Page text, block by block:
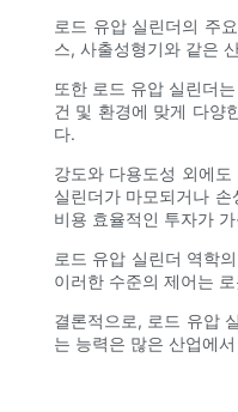
로드 유압 실린더의 주
스, 사출성형기와 같은
또한 로드 유압 실린더
건 및 환경에 맞게 다양
다.
강도와 다용도성 외에
실린더가 마모되거나
비용 효율적인 투자가
로드 유압 실린더 역학
이러한 수준의 제어는
결론적으로, 로드 유압
는 능력은 많은 산업에